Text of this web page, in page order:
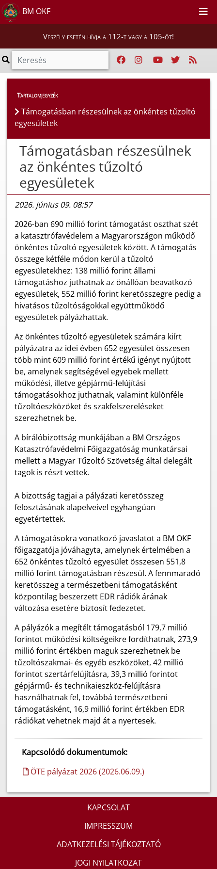
BM OKF
Veszély esetén hívja a 112-t vagy a 105-öt!
Híreink > Hírek
Tartalomjegyzék
Támogatásban részesülnek az önkéntes tűzoltó
egyesületek
Támogatásban részesülnek
az önkéntes tűzoltó
egyesületek
2026. június 09. 08:57
2026-ban 690 millió forint támogatást oszthat szét
a katasztrófavédelem a Magyarországon működő
önkéntes tűzoltó egyesületek között. A támogatás
összege kétféle módon kerül a tűzoltó
egyesületekhez: 138 millió forint állami
támogatáshoz juthatnak az önállóan beavatkozó
egyesületek, 552 millió forint keretösszegre pedig a
hivatásos tűzoltóságokkal együttműködő
egyesületek pályázhattak.
Az önkéntes tűzoltó egyesületek számára kiírt
pályázatra az idei évben 652 egyesület összesen
több mint 609 millió forint értékű igényt nyújtott
be, amelynek segítségével egyebek mellett
működési, illetve gépjármű-felújítási
támogatásokhoz juthatnak, valamint különféle
tűzoltóeszközöket és szakfelszereléseket
szerezhetnek be.
A bírálóbizottság munkájában a BM Országos
Katasztrófavédelmi Főigazgatóság munkatársai
mellett a Magyar Tűzoltó Szövetség által delegált
tagok is részt vettek.
A bizottság tagjai a pályázati keretösszeg
felosztásának alapelveivel egyhangúan
egyetértettek.
A támogatásokra vonatkozó javaslatot a BM OKF
főigazgatója jóváhagyta, amelynek értelmében a
652 önkéntes tűzoltó egyesület összesen 551,8
millió forint támogatásban részesül. A fennmaradó
keretösszeg a természetbeni támogatásként
központilag beszerzett EDR rádiók árának
változása esetére biztosít fedezetet.
A pályázók a megítélt támogatásból 179,7 millió
forintot működési költségeikre fordíthatnak, 273,9
millió forint értékben maguk szerezhetnek be
tűzoltószakmai- és egyéb eszközöket, 42 millió
forintot szertárfelújításra, 39,3 millió forintot
gépjármű- és technikaieszköz-felújításra
használhatnak fel, továbbá természetbeni
támogatásként, 16,9 millió forint értékben EDR
rádiókat vehetnek majd át a nyertesek.
Kapcsolódó dokumentumok:
ÖTE pályázat 2026 (2026.06.09.)
KAPCSOLAT
IMPRESSZUM
ADATKEZELÉSI TÁJÉKOZTATÓ
JOGI NYILATKOZAT